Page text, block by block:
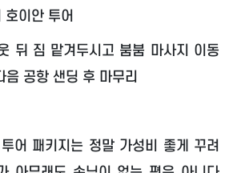
이안 투어
뒤 짐 맡겨두시고 붐붐 마사지 이동
음 공항 샌딩 후 마무리
어 패키지는 정말 가성비 좋게 꾸려